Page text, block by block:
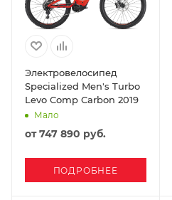
Электровелосипед
Specialized Men's Turbo
Levo Comp Carbon 2019
Мало
от747 890 руб.
ПОДРОБНЕЕ